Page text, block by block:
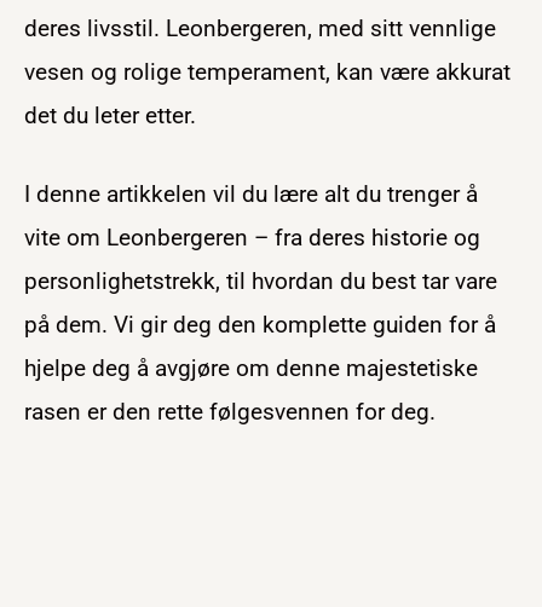
deres livsstil. Leonbergeren, med sitt vennlige
vesen og rolige temperament, kan være akkurat
det du leter etter.
I denne artikkelen vil du lære alt du trenger å
vite om Leonbergeren – fra deres historie og
personlighetstrekk, til hvordan du best tar vare
på dem. Vi gir deg den komplette guiden for å
hjelpe deg å avgjøre om denne majestetiske
rasen er den rette følgesvennen for deg.